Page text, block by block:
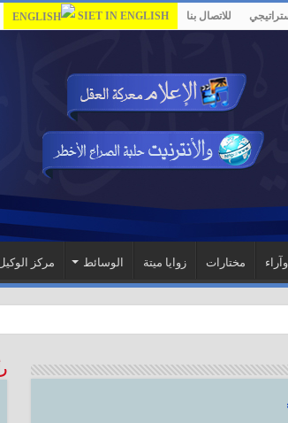
للاتصال بنا SIET IN ENGLISH
مختارات زوايا ميتة الوسائط مركز